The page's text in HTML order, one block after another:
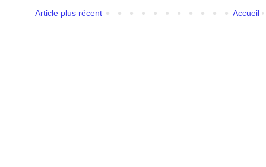
Article plus récent Accueil